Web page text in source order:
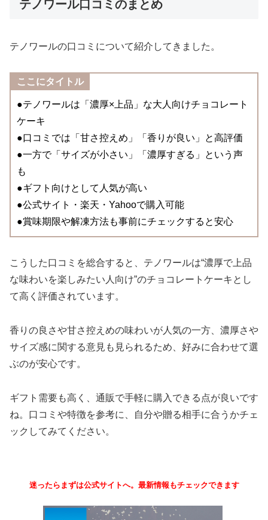
テノワール口コミのまとめ
テノワールの口コミについて紹介してきました。
ここにタイトル
●テノワールは「濃厚×上品」な大人向けチョコレート
ケーキ
●口コミでは「甘さ控えめ」「香りが良い」と高評価
●一方で「サイズが小さい」「濃厚すぎる」という声
も
●ギフト向けとして人気が高い
●公式サイト・楽天・Yahooで購入可能
●賞味期限や解凍方法も事前にチェックすると安心
こうした口コミを総合すると、テノワールは“濃厚で上品
な味わいを楽しみたい人向け”のチョコレートケーキとし
て高く評価されています。
香りの良さや甘さ控えめの味わいが人気の一方、濃厚さや
サイズ感に関する意見も見られるため、好みに合わせて選
ぶのが安心です。
ギフト需要も高く、通販で手軽に購入できる点が良いです
ね。口コミや特徴を参考に、自分や贈る相手に合うかチェ
ックしてみてください。
迷ったらまずは公式サイトへ。 最新情報もチェックできます